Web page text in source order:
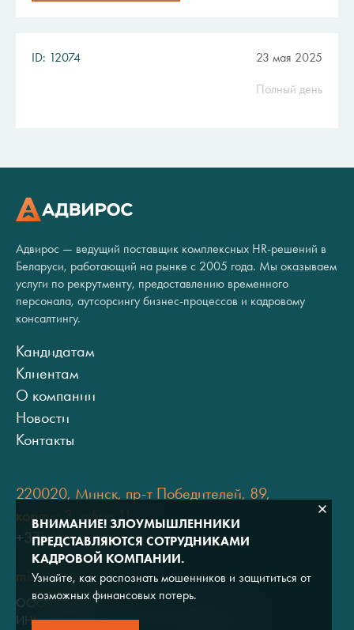
ID: 12074 23 мая 2025
Полный день
Адвирос — ведущий поставщик комплексных HR-решений в
Беларуси, работающий на рынке с 2005 года. Мы оказываем
услуги по рекрутменту, предоставлению временного
персонала, аутсорсингу бизнес-процессов и кадровому
консалтингу.
Кандидатам
Клиентам
О компании
Новости
Контакты
220020, Минск, пр-т Победителей, 89,
корпус 3, офис 11
+375 (17) 334 80 07
minsk@adviros.by
ООО "Адвирос"
ИНН 7714572528 / ОГРН 1047796766380
ВНИМАНИЕ! ЗЛОУМЫШЛЕННИКИ
ПРЕДСТАВЛЯЮТСЯ СОТРУДНИКАМИ
КАДРОВОЙ КОМПАНИИ.
Узнайте, как распознать мошенников и защититься от
возможных финансовых потерь.